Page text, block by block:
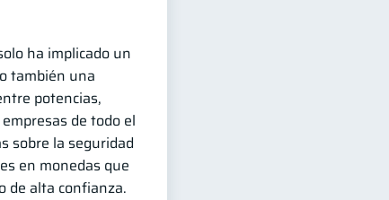
ha implicado un
también una
potencias,
de todo el
sobre la seguridad
en monedas que
de alta confianza.